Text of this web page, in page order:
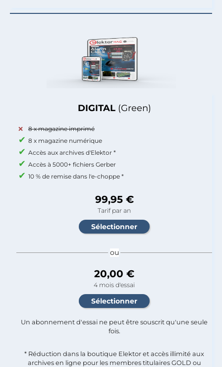
DIGITAL (Green)
8 x magazine imprimé
8 x magazine numérique
Accès aux archives d'Elektor *
Accès à 5000+ fichiers Gerber
10 % de remise dans l'e-choppe *
99,95 €
Tarif par an
ou
20,00 €
4 mois d'essai
Un abonnement d'essai ne peut être souscrit qu'une seule
fois.​
* Réduction dans la boutique Elektor et accès illimité aux
archives en ligne pour les membres titulaires GOLD ou